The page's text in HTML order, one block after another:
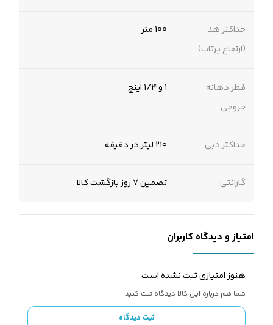
حداکثر هد
(ارتفاع پرتاب)
100 متر
قطر دهانه
خروجی
۱ و ۱/۴ اینچ
حداکثر دبی ۲۱۰ لیتر در دقیقه
گارانتی تضمین 7 روز بازگشت کالا
امتیاز و دیدگاه کاربران
هنوز امتیازی ثبت نشده است
شما هم درباره این کالا دیدگاه ثبت کنید
ثبت دیدگاه